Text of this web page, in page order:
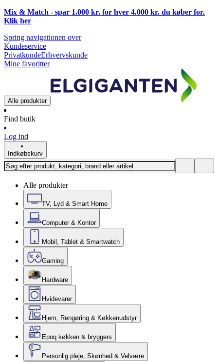
Mix & Match - spar 1.000 kr. for hver 4.000 kr. du køber for.
Klik her
Spring navigationen over
Kundeservice
PrivatkundeErhvervskunde
Mine favoritter
Alle produkter
Find butik
Log ind
Indkøbskurv
Alle produkter
TV, Lyd & Smart Home
Computer & Kontor
Mobil, Tablet & Smartwatch
Gaming
Hardware
Hvidevarer
Hjem, Rengøring & Køkkenudstyr
Epoq køkken & bryggers
Personlig pleje, Skønhed & Velvære